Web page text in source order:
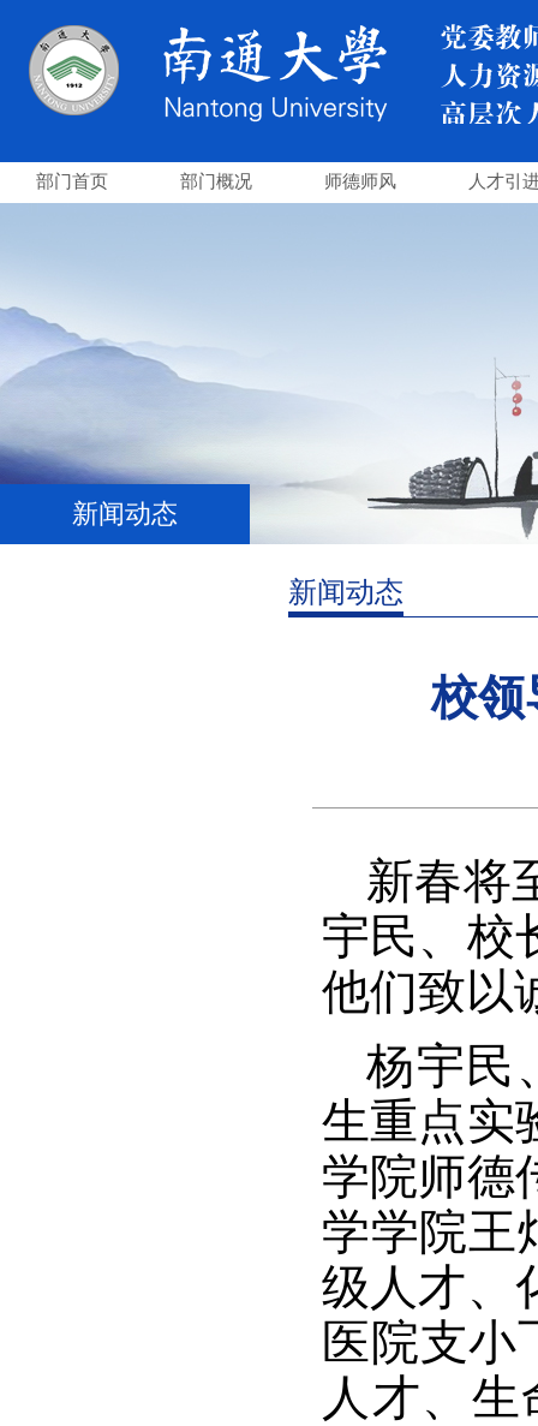
部门首页 部门概况 师德师风 人才引
新闻动态
新闻动态
校领
新春将
宇民、校
他们致以
杨宇民
生重点实
学院师德
学学院王
级人才、
医院支
人才、生